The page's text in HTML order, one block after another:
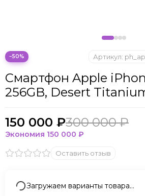
−50%
Смартфон Apple
256GB, Desert
Артикул:
Оставить отзыв
150 000 ₽300 000 ₽
Экономия 150 000 ₽
Загружаем варианты товара…